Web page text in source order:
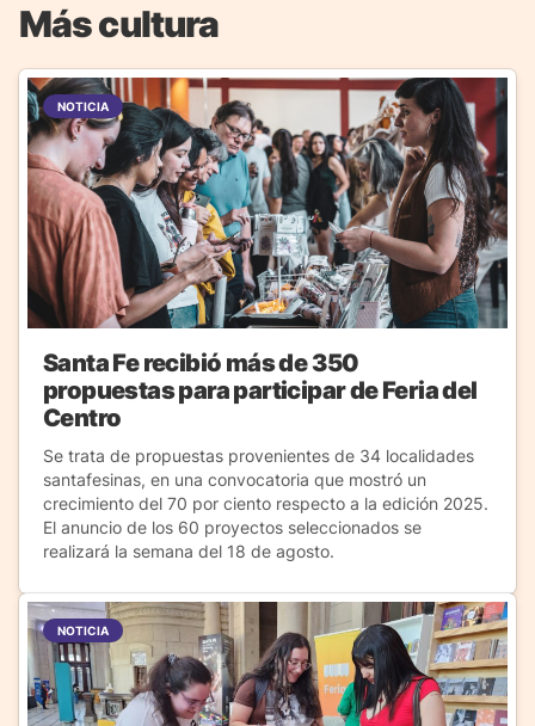
Más cultura
NOTICIA
Santa Fe recibió más de 350
propuestas para participar de Feria del
Centro
Se trata de propuestas provenientes de 34 localidades
santafesinas, en una convocatoria que mostró un
crecimiento del 70 por ciento respecto a la edición 2025.
El anuncio de los 60 proyectos seleccionados se
realizará la semana del 18 de agosto.
NOTICIA